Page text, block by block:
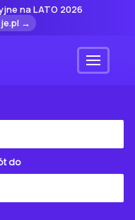
na LATO 2026
→
Menu
do